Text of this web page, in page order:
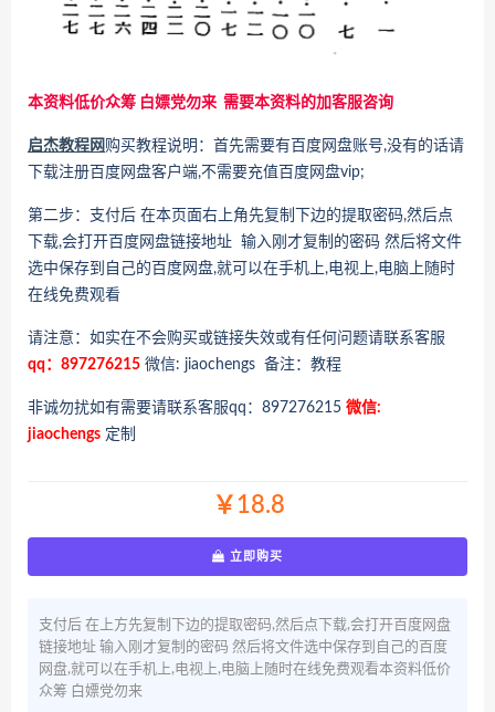
本资料低价众筹 白嫖党勿来 需要本资料的加客服咨询
启杰教程网 购买教程说明：首先需要有百度网盘账号,没有的话请
下载注册百度网盘客户端,不需要充值百度网盘vip;
第二步：支付后 在本页面右上角先复制下边的提取密码,然后点
下载,会打开百度网盘链接地址 输入刚才复制的密码 然后将文件
选中保存到自己的百度网盘,就可以在手机上,电视上,电脑上随时
在线免费观看
请注意：如实在不会购买或链接失效或有任何问题请联系客服
qq：897276215 微信: jiaochengs 备注：教程
非诚勿扰如有需要请联系客服qq：897276215 微信:
jiaochengs 定制
￥18.8
立即购买
支付后 在上方先复制下边的提取密码,然后点下载,会打开百度网盘
链接地址 输入刚才复制的密码 然后将文件选中保存到自己的百度
网盘,就可以在手机上,电视上,电脑上随时在线免费观看本资料低价
众筹 白嫖党勿来